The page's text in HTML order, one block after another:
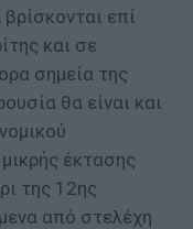
επί
και σε
σημεία της
θα είναι και
έκτασης
της 12ης
από στελέχη